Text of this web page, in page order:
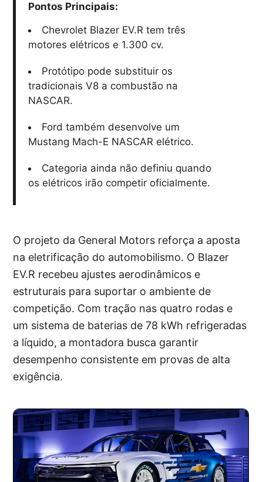
Pontos Principais:
Chevrolet Blazer EV.R tem três
motores elétricos e 1.300 cv.
Protótipo pode substituir os
tradicionais V8 a combustão na
NASCAR.
Ford também desenvolve um
Mustang Mach-E NASCAR elétrico.
Categoria ainda não definiu quando
os elétricos irão competir oficialmente.
O projeto da General Motors reforça a aposta
na eletrificação do automobilismo. O Blazer
EV.R recebeu ajustes aerodinâmicos e
estruturais para suportar o ambiente de
competição. Com tração nas quatro rodas e
um sistema de baterias de 78 kWh refrigeradas
a líquido, a montadora busca garantir
desempenho consistente em provas de alta
exigência.